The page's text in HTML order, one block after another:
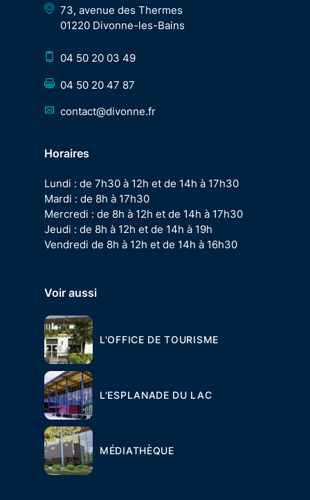
73, avenue des Thermes
01220 Divonne-les-Bains
04 50 20 03 49
04 50 20 47 87
contact@divonne.fr
Horaires
Lundi : de 7h30 à 12h et de 14h à 17h30
Mardi : de 8h à 17h30
Mercredi : de 8h à 12h et de 14h à 17h30
Jeudi : de 8h à 12h et de 14h à 19h
Vendredi de 8h à 12h et de 14h à 16h30
Voir aussi
L'OFFICE DE TOURISME
L'ESPLANADE DU LAC
MÉDIATHÈQUE